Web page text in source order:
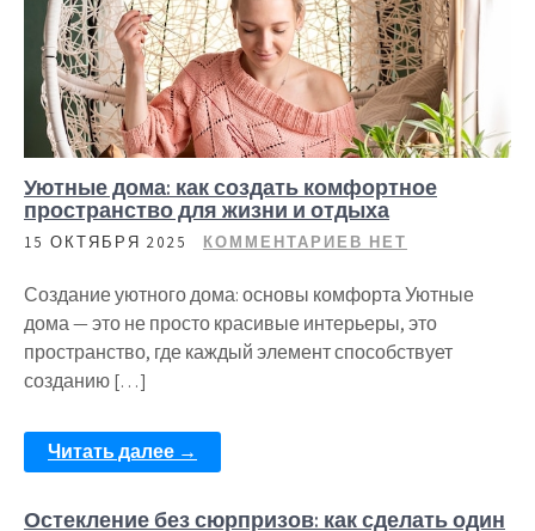
Уютные дома: как создать комфортное
пространство для жизни и отдыха
15 ОКТЯБРЯ 2025 КОММЕНТАРИЕВ НЕТ
Создание уютного дома: основы комфорта Уютные
дома — это не просто красивые интерьеры, это
пространство, где каждый элемент способствует
созданию […]
Читать далее →
Остекление без сюрпризов: как сделать один